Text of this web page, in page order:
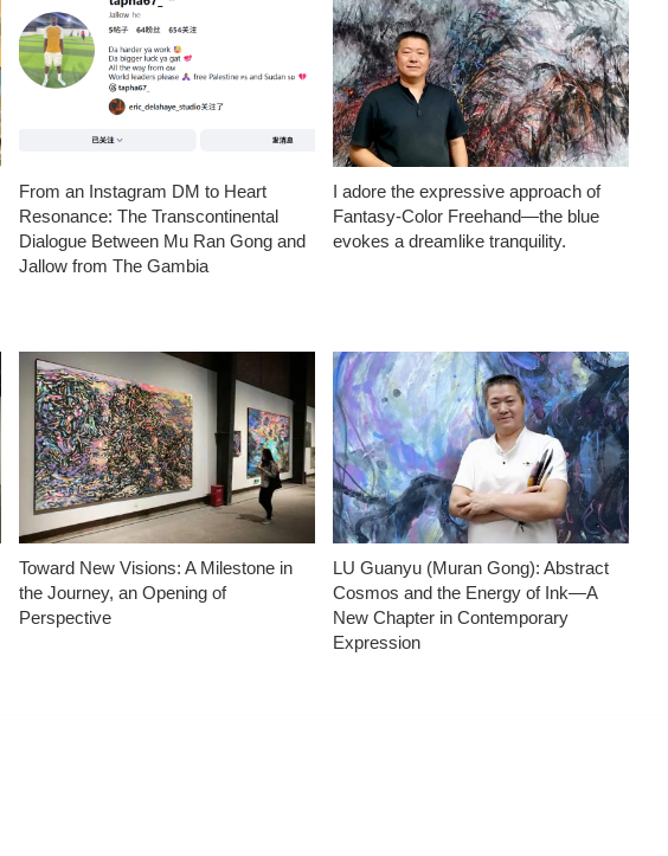
From an Instagram DM to Heart
Resonance: The Transcontinental
Dialogue Between Mu Ran Gong and
Jallow from The Gambia
I adore the expressive approach of
Fantasy-Color Freehand—the blue
evokes a dreamlike tranquility.
Toward New Visions: A Milestone in
the Journey, an Opening of
Perspective
LU Guanyu (Muran Gong): Abstract
Cosmos and the Energy of Ink—A
New Chapter in Contemporary
Expression